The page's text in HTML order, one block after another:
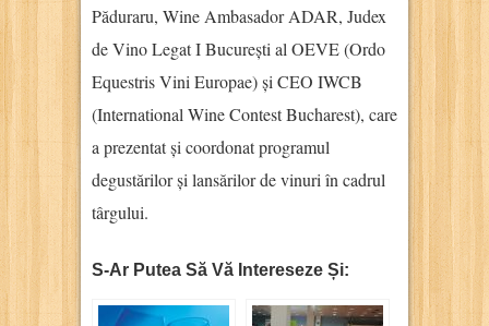
Păduraru, Wine Ambasador ADAR, Judex
de Vino Legat I București al OEVE (Ordo
Equestris Vini Europae) și CEO IWCB
(International Wine Contest Bucharest), care
a prezentat și coordonat programul
degustărilor și lansărilor de vinuri în cadrul
târgului.
S-Ar Putea Să Vă Intereseze Și: